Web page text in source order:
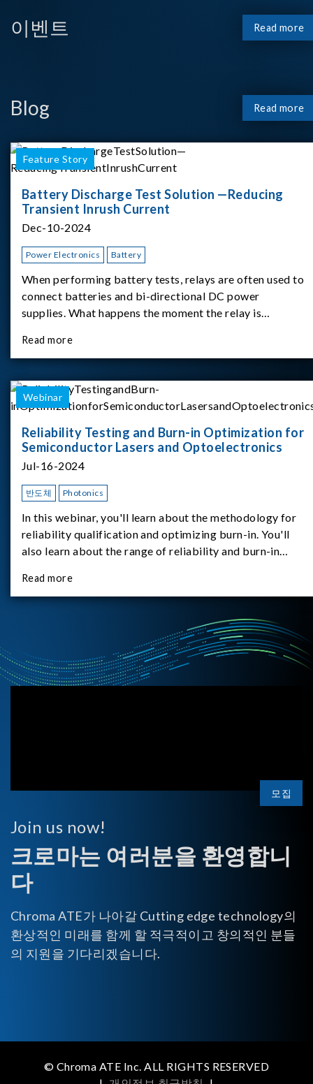
이벤트 Read more
Blog Read more
Feature Story
Battery Discharge Test Solution —Reducing
Transient Inrush Current
Dec-10-2024
Power Electronics Battery
When performing battery tests, relays are often used to
connect batteries and bi-directional DC power
supplies. What happens the moment the relay is
experimental equipment for this study.provides an
applicati
Read more
Webinar
Reliability Testing and Burn-in Optimization for
Semiconductor Lasers and Optoelectronics
Jul-16-2024
반도체 Photonics
In this webinar, you'll learn about the methodology for
reliability qualification and optimizing burn-in. You'll
also learn about the range of reliability and burn-in
test-as-a-service options.
Read more
모집
Join us now!
크로마는 여러분을 환영합니
다
Chroma ATE가 나아갈 Cutting edge technology의
환상적인 미래를 함께 할 적극적이고 창의적인 분들
의 지원을 기다리겠습니다.
© Chroma ATE Inc. ALL RIGHTS RESERVED